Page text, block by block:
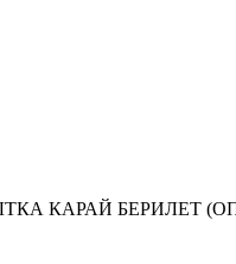
КАРАЙ БЕРИЛЕТ